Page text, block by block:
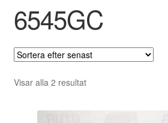
Integritetspolicy
Klagomål
Kolla upp
Kontakt
6545GC
Visar alla 2 resultatSortera
senaste